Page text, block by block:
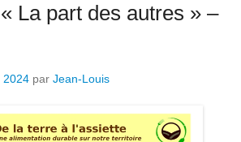
La part des autres » –
2024 par Jean-Louis